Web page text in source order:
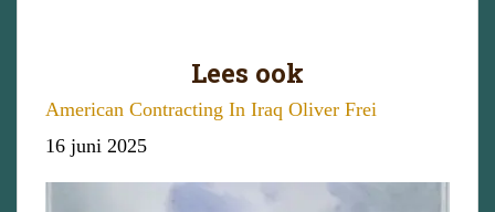
Lees ook
American Contracting In Iraq Oliver Frei
Datum
16 juni 2025